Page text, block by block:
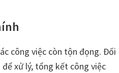
công việc còn tộn đọng. Đối
xử lý, tổng kết công việc